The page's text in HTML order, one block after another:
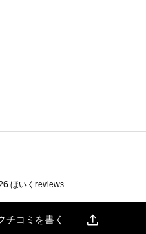
がおすすめです。
ほいくreviews
チコミを書く 